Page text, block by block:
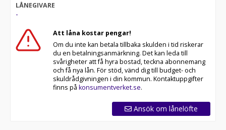
LÅNEGIVARE
-
Att låna kostar pengar!
Om du inte kan betala tillbaka skulden i tid riskerar
du en betalningsanmärkning. Det kan leda till
svårigheter att få hyra bostad, teckna abonnemang
och få nya lån. För stöd, vänd dig till budget- och
skuldrådgivningen i din kommun. Kontaktuppgifter
finns på konsumentverket.se.
Ansök om lånelöfte